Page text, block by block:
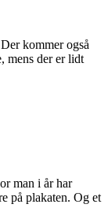
kommer også
mens der er lidt
man i år har
på plakaten. Og et